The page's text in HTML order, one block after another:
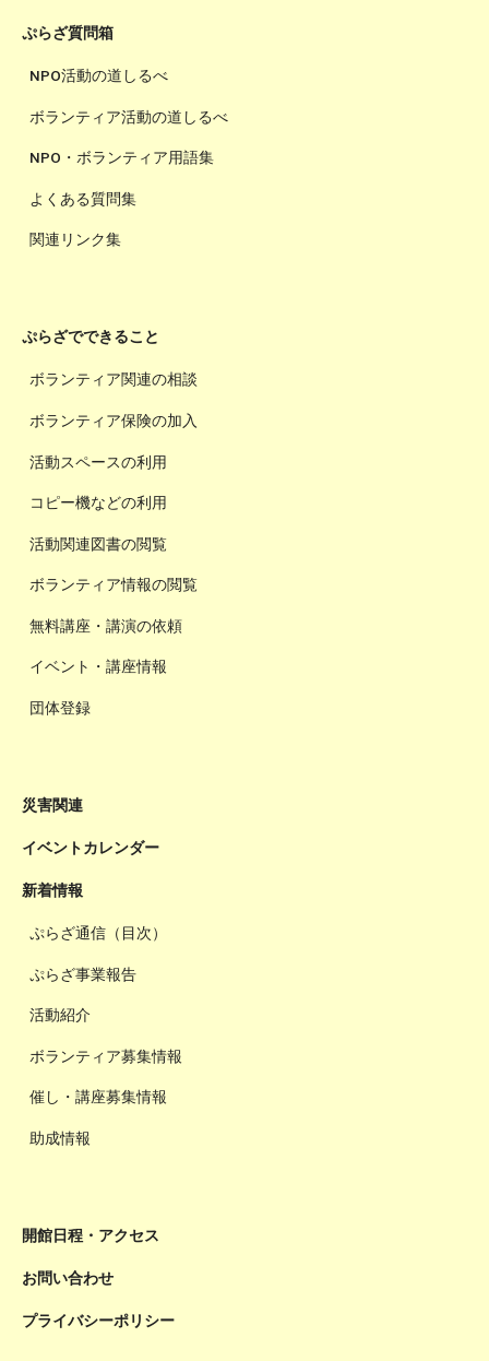
ぷらざ質問箱
NPO活動の道しるべ
ボランティア活動の道しるべ
NPO・ボランティア用語集
よくある質問集
関連リンク集
ぷらざでできること
ボランティア関連の相談
ボランティア保険の加入
活動スペースの利用
コピー機などの利用
活動関連図書の閲覧
ボランティア情報の閲覧
無料講座・講演の依頼
イベント・講座情報
団体登録
災害関連
イベントカレンダー
新着情報
ぷらざ通信（目次）
ぷらざ事業報告
活動紹介
ボランティア募集情報
催し・講座募集情報
助成情報
開館日程・アクセス
お問い合わせ
プライバシーポリシー